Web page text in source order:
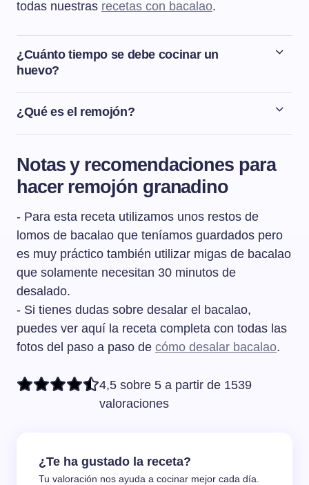
todas nuestras recetas con bacalao.
¿Cuánto tiempo se debe cocinar un
huevo?
Una vez que el agua rompa a hervir, los huevos estarán
listos en 10-12 minutos, según el tamaño. Los huevos
¿Qué es el remojón?
El remojón o remojón granadino es una ensalada
árabe y especialmente típica en Granada, Almería y
Jaén. Es una ensalada en la que siempre están
presentes la naranja, el bacalao y el aceite de oliva y
que puede llevar además otros ingredientes como
aceitunas negras, cebolla, huevos, etc.
Notas y recomendaciones para
hacer remojón granadino
- Para esta receta utilizamos unos restos de
lomos de bacalao que teníamos guardados pero
es muy práctico también utilizar migas de bacalao
que solamente necesitan 30 minutos de
desalado.
- Si tienes dudas sobre desalar el bacalao,
puedes ver aquí la receta completa con todas las
fotos del paso a paso de cómo desalar bacalao.
4,5 sobre 5 a partir de 1539
valoraciones
¿Te ha gustado la receta?
Tu valoración nos ayuda a cocinar mejor cada día.